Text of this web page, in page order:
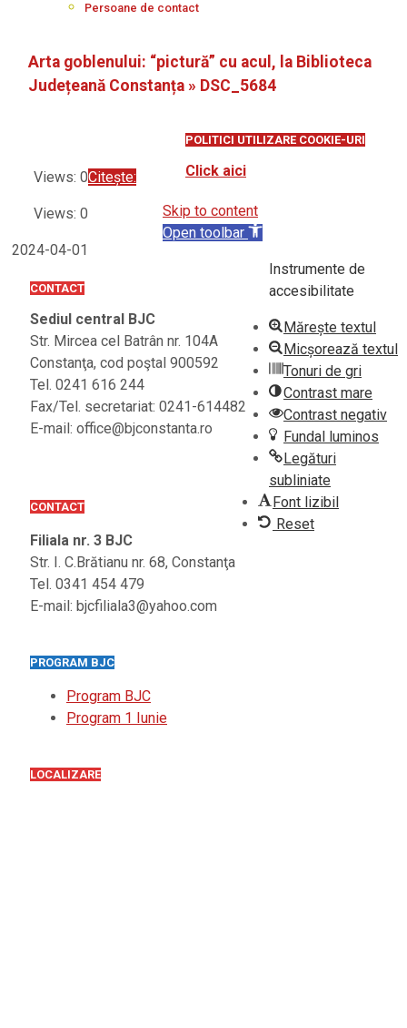
Persoane de contact
Arta goblenului: “pictură” cu acul, la Biblioteca
Județeană Constanța » DSC_5684
Views: 0Citește:
Views: 0
2024-04-01
POLITICI UTILIZARE COOKIE-URI
Click aici
CONTACT
Sediul central BJC
Str. Mircea cel Batrân nr. 104A
Constanţa, cod poştal 900592
Tel. 0241 616 244
Fax/Tel. secretariat: 0241-614482
E-mail: office@bjconstanta.ro
CONTACT
Filiala nr. 3 BJC
Str. I. C.Brătianu nr. 68, Constanţa
Tel. 0341 454 479
E-mail: bjcfiliala3@yahoo.com
PROGRAM BJC
Program BJC
Program 1 Iunie
LOCALIZARE
Skip to content
Open toolbar
Instrumente de
accesibilitate
Mărește textul
Micșorează textul
Tonuri de gri
Contrast mare
Contrast negativ
Fundal luminos
Legături
subliniate
Font lizibil
Reset